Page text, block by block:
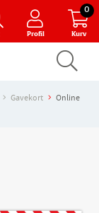
Profil Kurv
0
Gavekort
Online